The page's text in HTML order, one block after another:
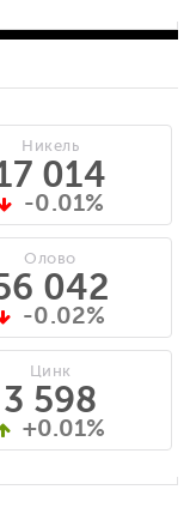
Никель
014
-0.01%
Олово
042
-0.02%
Цинк
3 598
+0.01%